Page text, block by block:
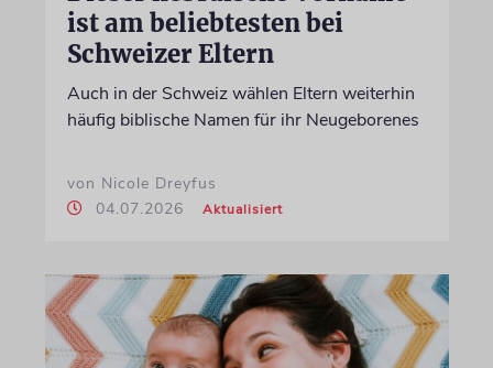
ist am beliebtesten bei
Schweizer Eltern
Auch in der Schweiz wählen Eltern weiterhin
häufig biblische Namen für ihr Neugeborenes
von Nicole Dreyfus
04.07.2026
Aktualisiert